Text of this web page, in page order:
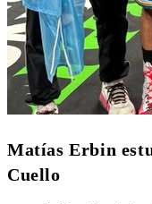
Matías Erbin
Cuello